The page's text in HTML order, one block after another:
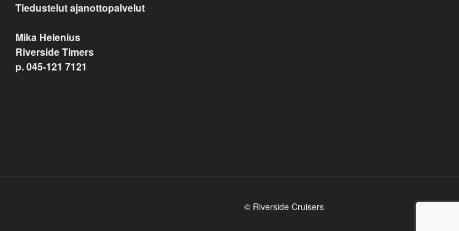
Tiedustelut ajanottopalvelut
Mika Helenius
Riverside Timers
p.045-121 7121
© Riverside Cruisers